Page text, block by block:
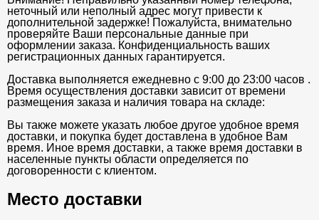
неточный или неполный адрес могут привести к
дополнительной задержке! Пожалуйста, внимательно
проверяйте Ваши персональные данные при
оформлении заказа. Конфиденциальность ваших
регистрационных данных гарантируется.
Доставка выполняется ежедневно с 9:00 до 23:00 часов .
Время осуществления доставки зависит от времени
размещения заказа и наличия товара на складе:
Вы также можете указать любое другое удобное время
доставки, и покупка будет доставлена в удобное Вам
время. Иное время доставки, а также время доставки в
населенные пункты области определяется по
договоренности с клиентом.
Место доставки